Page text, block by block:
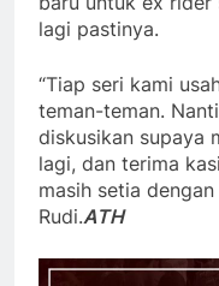
lagi pastinya.
“Tiap seri kami
teman-teman.
diskusikan supaya
lagi, dan terima
masih setia
Rudi.ATH